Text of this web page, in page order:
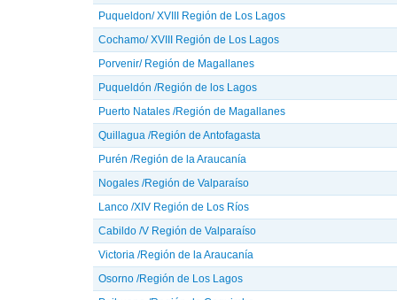
Puqueldon/ XVIII Región de Los Lagos
Cochamo/ XVIII Región de Los Lagos
Porvenir/ Región de Magallanes
Puqueldón /Región de los Lagos
Puerto Natales /Región de Magallanes
Quillagua /Región de Antofagasta
Purén /Región de la Araucanía
Nogales /Región de Valparaíso
Lanco /XIV Región de Los Ríos
Cabildo /V Región de Valparaíso
Victoria /Región de la Araucanía
Osorno /Región de Los Lagos